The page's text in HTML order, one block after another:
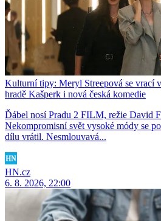
Kulturní tipy: Meryl Streepová se vrací
hradě Kašperk i nová česká komedie
Ďábel nosí Pradu 2 FILM, režie David
Nekompromisní svět vysoké módy se
dílu vrátil. Nesmlouvavá...
HN.cz
6. 8. 2026, 22:00